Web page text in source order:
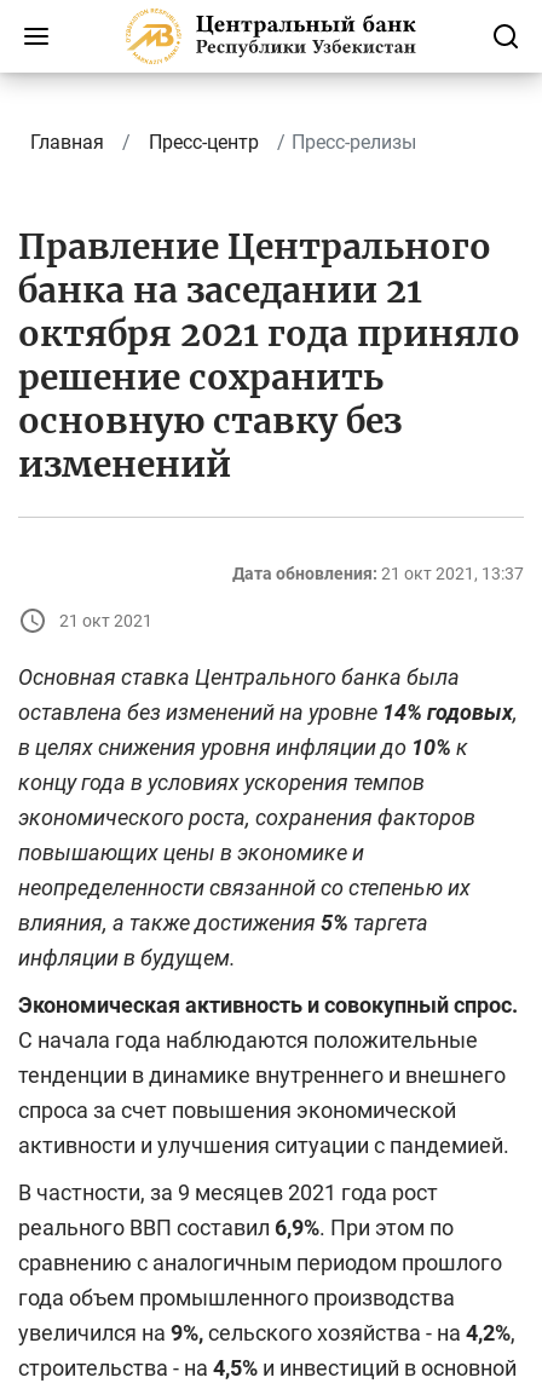
Главная Пресс-центр Пресс-релизы
Правление Центрального
банка на заседании 21
октября 2021 года приняло
решение сохранить
основную ставку без
изменений
Дата обновления: 21 окт 2021, 13:37
21 окт 2021
Основная ставка Центрального банка была
оставлена ​​без изменений на уровне 14% годовых,
в целях снижения уровня инфляции до 10% к
концу года в условиях ускорения темпов
экономического роста, сохранения факторов
повышающих цены в экономике и
неопределенности связанной со степенью их
влияния, а также достижения 5% таргета
инфляции в будущем.
Экономическая активность и совокупный спрос.
С начала года наблюдаются положительные
тенденции в динамике внутреннего и внешнего
спроса за счет повышения экономической
активности и улучшения ситуации с пандемией.
В частности, за 9 месяцев 2021 года рост
реального ВВП составил 6,9%. При этом по
сравнению с аналогичным периодом прошлого
года объем промышленного производства
увеличился на 9%,сельского хозяйства - на 4,2%,
строительства - на 4,5% и инвестиций в основной